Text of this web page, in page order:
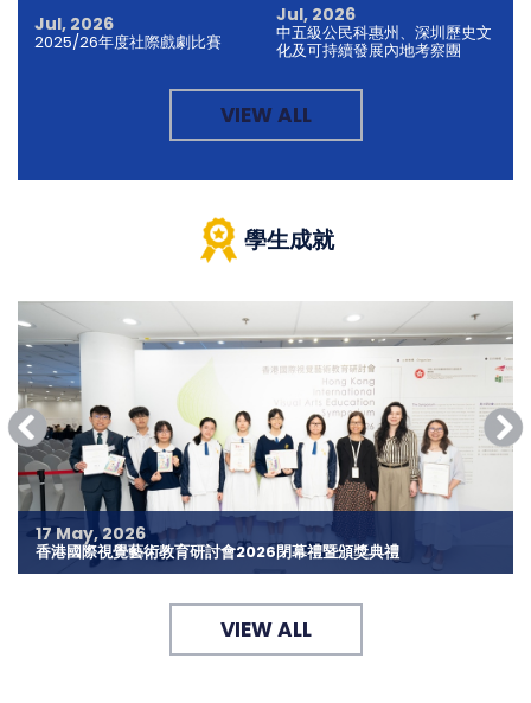
Jul, 2026
2025/26年度社際戲劇比賽
Jul, 2026
中五級公民科惠州、深圳歷史文
化及可持續發展內地考察團
VIEW ALL
學生成就
16 May, 2026
「為彩蝶精靈，畫出一個美麗的家」中小學生創作繪畫比賽
VIEW ALL